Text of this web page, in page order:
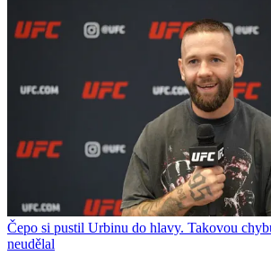
Čepo si pustil Urbinu do hlavy. Takovou
neudělal